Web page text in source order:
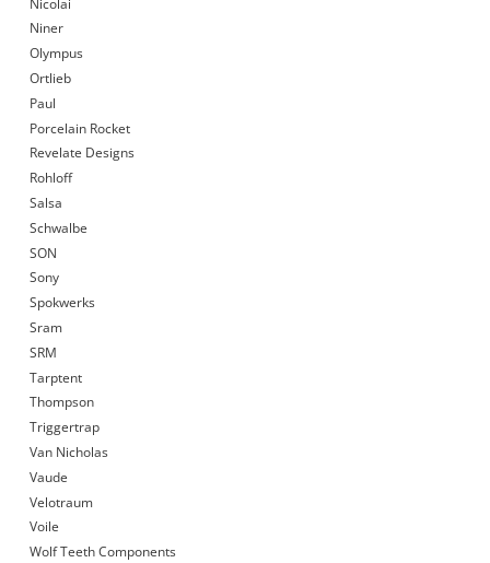
Niner
Olympus
Ortlieb
Paul
Porcelain Rocket
Revelate Designs
Rohloff
Salsa
Schwalbe
SON
Sony
Spokwerks
Sram
SRM
Tarptent
Thompson
Triggertrap
Van Nicholas
Vaude
Velotraum
Voile
Wolf Teeth Components